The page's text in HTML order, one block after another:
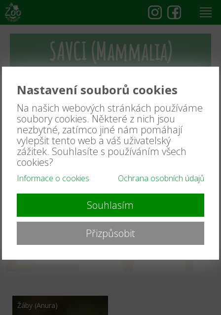
SAVCI (Mammalia)
PTÁCI (Aves)
TERÁRIUM
PLAZI (Reptilia)
Želvy (Testudines)
Ještěři (Sauria)
OBOJŽIVELNÍCI (Amphibia)
PAVOUKOVCI (Arachnida)
Žáby (Anura)
Nastavení souborů cookies
Na našich webových stránkách používáme
soubory cookies. Některé z nich jsou
nezbytné, zatímco jiné nám pomáhají
vylepšit tento web a váš uživatelský
zážitek. Souhlasíte s používáním všech
cookies?
Informace o cookies Ochrana osobních údajů
Souhlasím
Přizpůsobit